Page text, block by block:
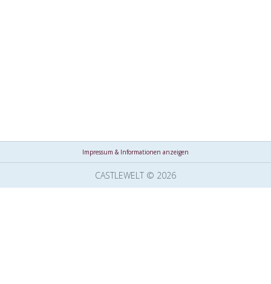
Impressum & Informationen anzeigen
CASTLEWELT © 2026